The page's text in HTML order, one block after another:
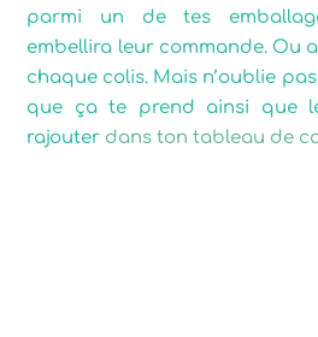
parmi un de tes
embellira leur commande. Ou
chaque colis. Mais n’oublie
que ça te prend ainsi que
rajouter dans ton tableau de